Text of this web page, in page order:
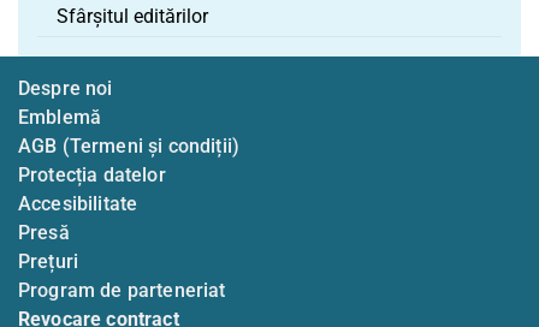
Sfârșitul editărilor
Despre noi
Emblemă
AGB (Termeni și condiții)
Protecția datelor
Accesibilitate
Presă
Prețuri
Program de parteneriat
Revocare contract